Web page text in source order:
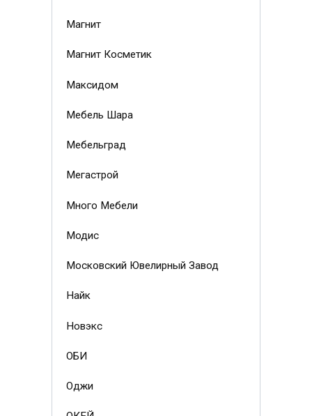
Магнит
Магнит Косметик
Максидом
Мебель Шара
Мебельград
Мегастрой
Много Мебели
Модис
Московский Ювелирный Завод
Найк
Новэкс
ОБИ
Оджи